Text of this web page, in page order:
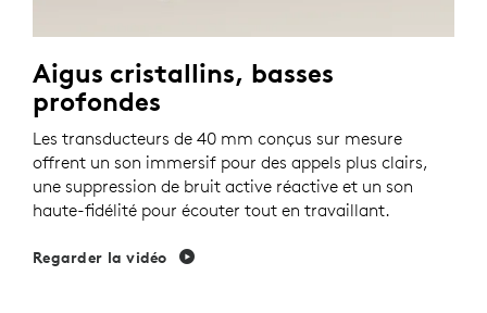
Aigus cristallins, basses
profondes
Les transducteurs de 40 mm conçus sur mesure
offrent un son immersif pour des appels plus clairs,
une suppression de bruit active réactive et un son
haute-fidélité pour écouter tout en travaillant.
Regarder la vidéo